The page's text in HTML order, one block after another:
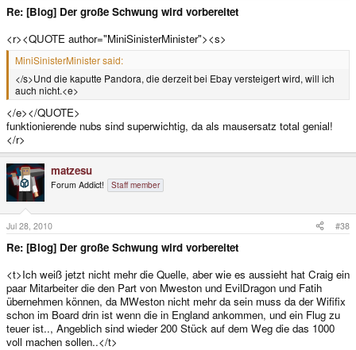
Re: [Blog] Der große Schwung wird vorbereitet
<r><QUOTE author="MiniSinisterMinister"><s>
MiniSinisterMinister said:
</s>Und die kaputte Pandora, die derzeit bei Ebay versteigert wird, will ich
auch nicht.<e>
</e></QUOTE>
funktionierende nubs sind superwichtig, da als mausersatz total genial!
</r>
matzesu
Forum Addict! Staff member
Jul 28, 2010 #38
Re: [Blog] Der große Schwung wird vorbereitet
<t>Ich weiß jetzt nicht mehr die Quelle, aber wie es aussieht hat Craig ein
paar Mitarbeiter die den Part von Mweston und EvilDragon und Fatih
übernehmen können, da MWeston nicht mehr da sein muss da der Wififix
schon im Board drin ist wenn die in England ankommen, und ein Flug zu
teuer ist.., Angeblich sind wieder 200 Stück auf dem Weg die das 1000
voll machen sollen..</t>